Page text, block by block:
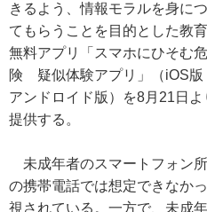
きるよう、情報モラルを身に
てもらうことを目的とした教
無料アプリ「スマホにひそむ危
険 疑似体験アプリ」（iOS版
アンドロイド版）を8月21日よ
提供する。
未成年者のスマートフォン
の携帯電話では想定できなか
視されている。一方で、未成